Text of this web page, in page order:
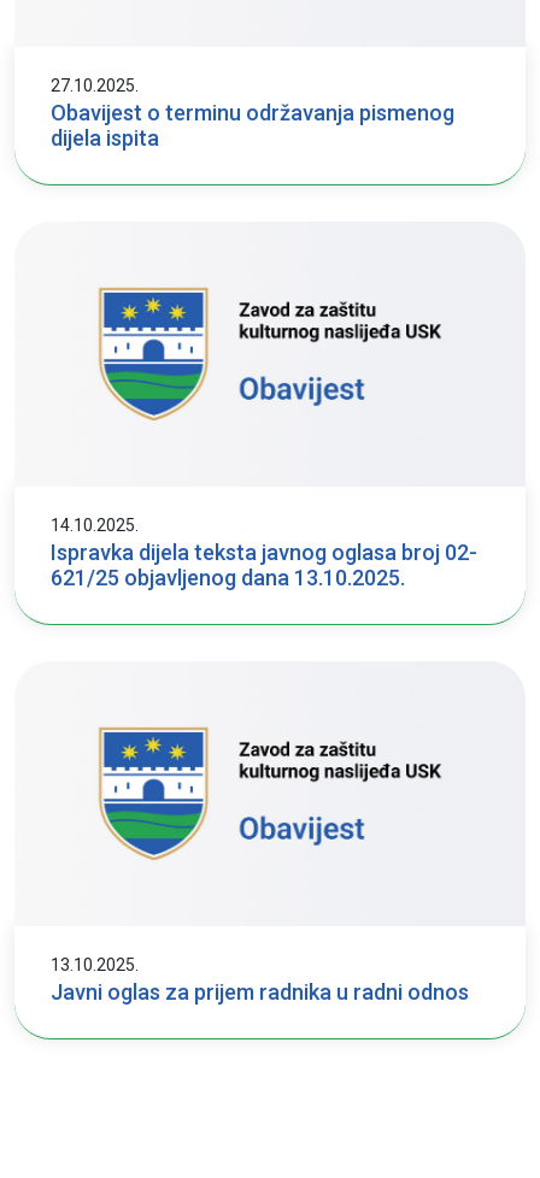
27.10.2025.
Obavijest o terminu održavanja pismenog
dijela ispita
14.10.2025.
Ispravka dijela teksta javnog oglasa broj 02-
621/25 objavljenog dana 13.10.2025.
13.10.2025.
Javni oglas za prijem radnika u radni odnos